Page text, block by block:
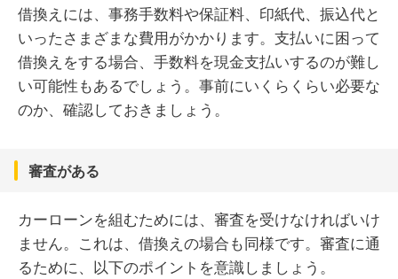
借換えには、事務手数料や保証料、印紙代、振込代と
いったさまざまな費用がかかります。支払いに困って
借換えをする場合、手数料を現金支払いするのが難し
い可能性もあるでしょう。事前にいくらくらい必要な
のか、確認しておきましょう。
審査がある
カーローンを組むためには、審査を受けなければいけ
ません。これは、借換えの場合も同様です。審査に通
るために、以下のポイントを意識しましょう。